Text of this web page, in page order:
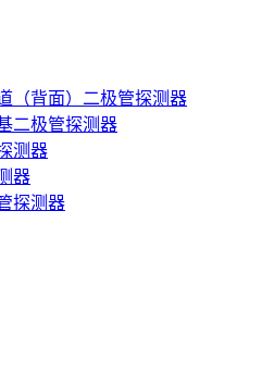
（背面）二极管探测器
二极管探测器
测器
器
探测器